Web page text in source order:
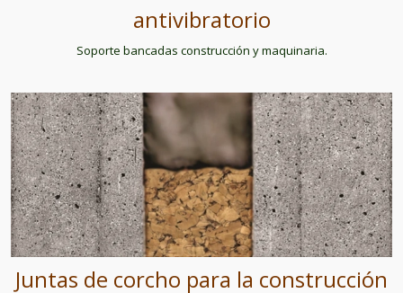
antivibratorio
Soporte bancadas construcción y maquinaria.
Juntas de corcho para la construcción